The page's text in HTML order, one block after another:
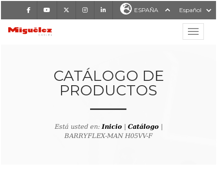
FacebookYoutube InstagramLinkedIn ESPAÑA Español
MIGUÉLEZ CABLES
CATÁLOGO DE
PRODUCTOS
Está usted en:Inicio| Catálogo|
BARRYFLEX-MAN H05VV-F